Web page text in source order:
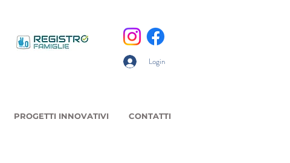
Login
PROGETTI INNOVATIVI CONTATTI